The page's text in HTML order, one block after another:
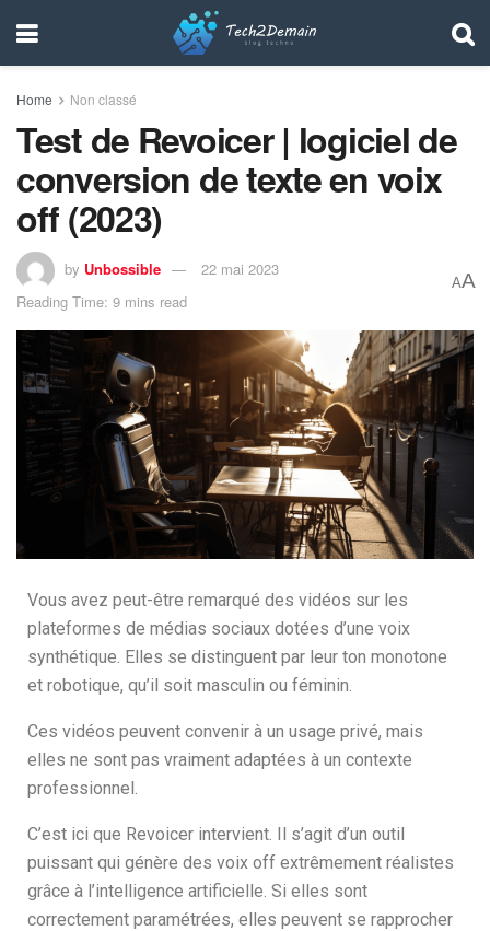
Home Non classé
Test de Revoicer | logiciel de
conversion de texte en voix
off (2023)
by Unbossible
22 mai 2023
Reading Time: 9 mins read
AA
Vous avez peut-être remarqué des vidéos sur les
plateformes de médias sociaux dotées d’une voix
synthétique. Elles se distinguent par leur ton monotone
et robotique, qu’il soit masculin ou féminin.
Ces vidéos peuvent convenir à un usage privé, mais
elles ne sont pas vraiment adaptées à un contexte
professionnel.
C’est ici que Revoicer intervient. Il s’agit d’un outil
puissant qui génère des voix off extrêmement réalistes
grâce à l’intelligence artificielle. Si elles sont
correctement paramétrées, elles peuvent se rapprocher